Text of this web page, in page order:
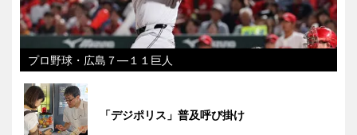
プロ野球・広島７―１１巨人
「デジポリス」普及呼び掛け